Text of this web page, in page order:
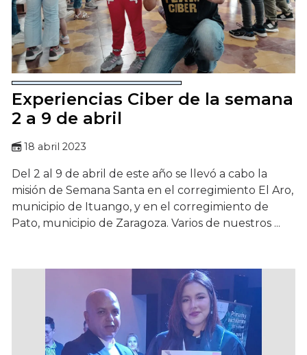
Experiencias Ciber de la semana
2 a 9 de abril
18 abril 2023
Del 2 al 9 de abril de este año se llevó a cabo la
misión de Semana Santa en el corregimiento El Aro,
municipio de Ituango, y en el corregimiento de
Pato, municipio de Zaragoza. Varios de nuestros ...